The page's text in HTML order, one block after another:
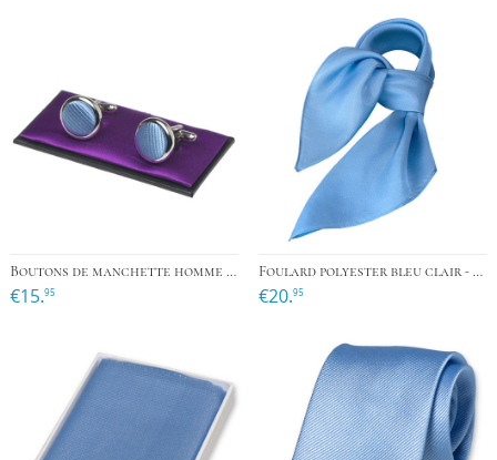
Boutons de manchette homme bleu clair
€15.95
Foulard polyester bleu clair - carré
€20.95